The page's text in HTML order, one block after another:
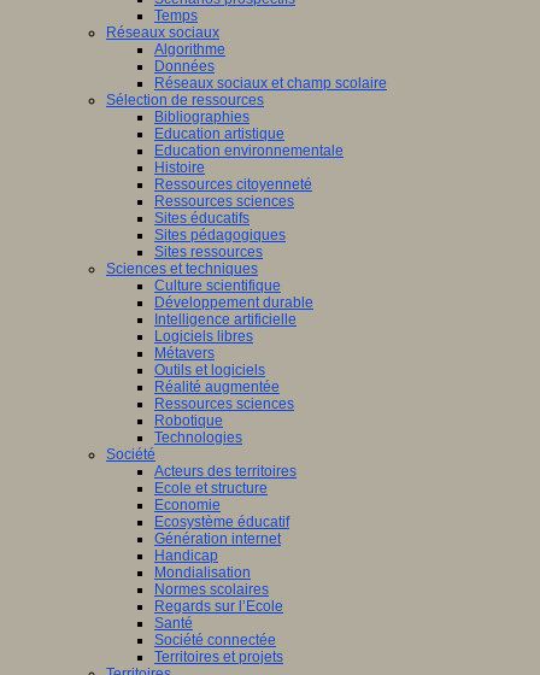
Temps
Réseaux sociaux
Algorithme
Données
Réseaux sociaux et champ scolaire
Sélection de ressources
Bibliographies
Education artistique
Education environnementale
Histoire
Ressources citoyenneté
Ressources sciences
Sites éducatifs
Sites pédagogiques
Sites ressources
Sciences et techniques
Culture scientifique
Développement durable
Intelligence artificielle
Logiciels libres
Métavers
Outils et logiciels
Réalité augmentée
Ressources sciences
Robotique
Technologies
Société
Acteurs des territoires
Ecole et structure
Economie
Ecosystème éducatif
Génération internet
Handicap
Mondialisation
Normes scolaires
Regards sur l’Ecole
Santé
Société connectée
Territoires et projets